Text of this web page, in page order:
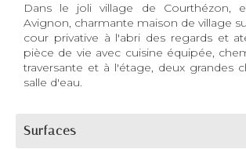
Dans le joli village de Courthézon,
Avignon, charmante maison de village
cour privative à l'abri des regards et
pièce de vie avec cuisine équipée,
traversante et à l'étage, deux grandes
salle d'eau.
Surfaces